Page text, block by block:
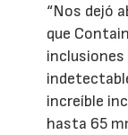
“Nos dejó
que
inclusiones
increíble
hasta 65